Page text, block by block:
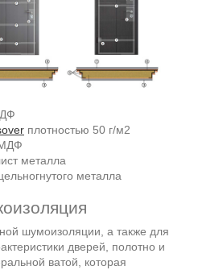
плотностью 50 г/м2
металла
металла
шумоизоляции, а также для
дверей, полотно и
ватой, которая